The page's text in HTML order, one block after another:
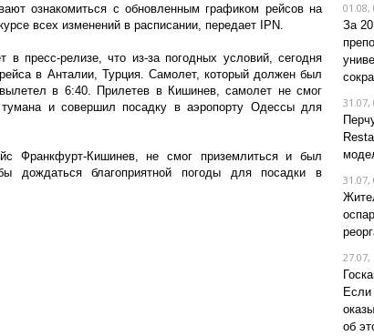
ознакомиться с обновленным графиком рейсов на
всех изменений в расписании, передает IPN.
в пресс-релизе, что из-за погодных условий, сегодня
в Анталии, Турция. Самолет, который должен был
в 6:40. Прилетев в Кишинев, самолет не смог
тумана и совершил посадку в аэропорту Одессы для
Франкфурт-Кишинев, не смог приземлиться и был
дождаться благоприятной погоды для посадки в
01.08,
За
31.07,
31.07,
27.07,
Если
об